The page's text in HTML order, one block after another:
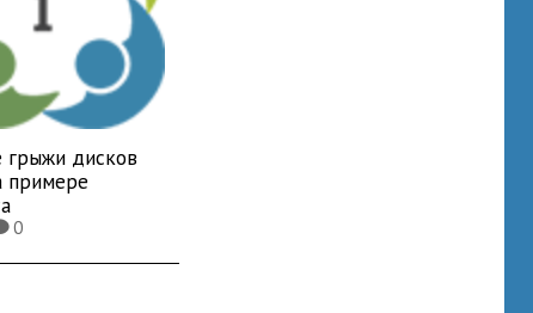
грыжи дисков
примере
0